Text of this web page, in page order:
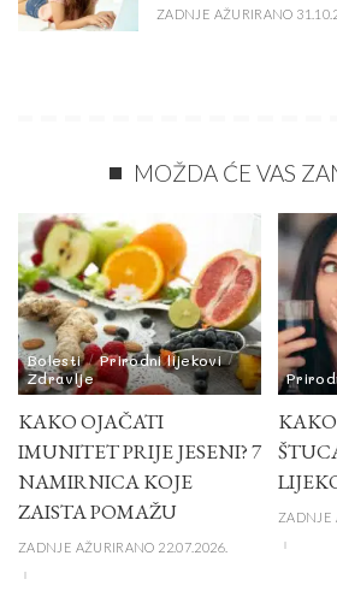
ZADNJE AŽURIRANO
MOŽDA ĆE VAS
Bolesti
Prirodni lijekovi
Zdravlje
KAKO OJAČATI
IMUNITET PRIJE JESENI? 7
NAMIRNICA KOJE
ZAISTA POMAŽU
ZADNJE AŽURIRANO 22.07.2026.
ZADNJE